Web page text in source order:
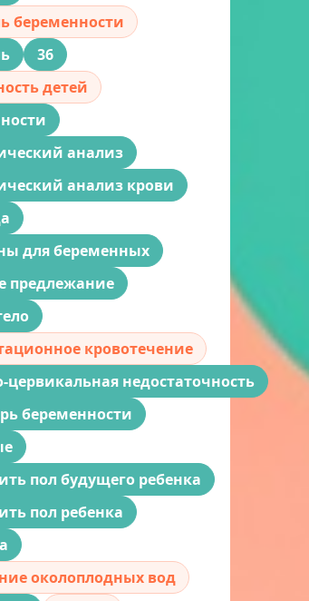
беременности
36
детей
анализ
анализ крови
для беременных
предлежание
кровотечение
цервикальная недостаточность
беременности
пол будущего ребенка
пол ребенка
околоплодных вод